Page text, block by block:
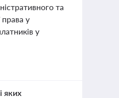
та
у
у
яких